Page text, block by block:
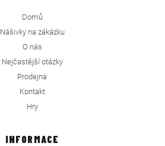
Domů
Nášivky na zákázku
O nás
Nejčastější otázky
Prodejna
Kontakt
Hry
INFORMACE